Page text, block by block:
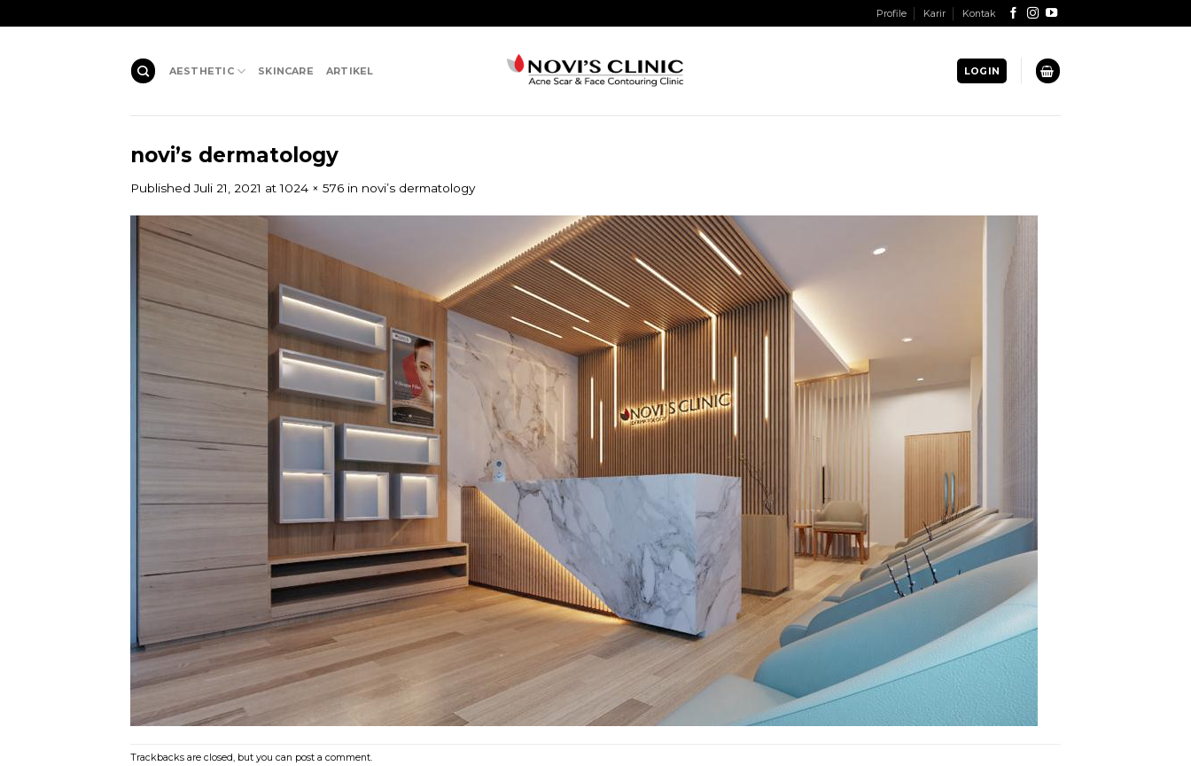
to
Profile Karir Kontak
AESTHETIC SKINCARE ARTIKEL LOGIN
novi’s dermatology
PublishedJuli 21, 2021 at1024 × 576 in novi’s dermatology
Trackbacks are closed, but you can post a comment